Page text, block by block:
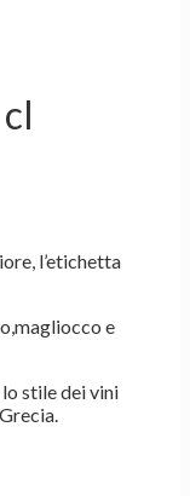
l’etichetta
e
stile dei vini